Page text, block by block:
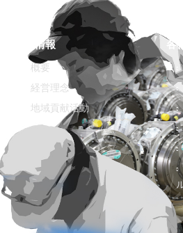
企業情報
概要
経営理念
地域貢献活動
各